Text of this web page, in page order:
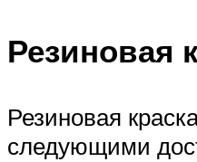
Резиновая
Резиновая
следующими